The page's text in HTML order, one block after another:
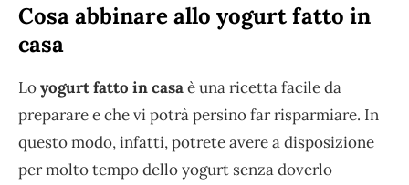
Cosa abbinare allo yogurt fatto in
casa
Loyogurt fatto in casaè una ricetta facile da
preparare e che vi potrà persino far risparmiare. In
questo modo, infatti, potrete avere a disposizione
per molto tempo dello yogurt senza doverlo